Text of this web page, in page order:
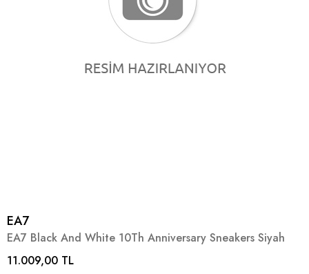
EA7
EA7 Black And White 10Th Anniversary Sneakers Siyah
11.009,00 TL